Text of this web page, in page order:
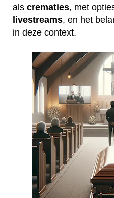
als crematies, met
livestreams, en het
in deze context.